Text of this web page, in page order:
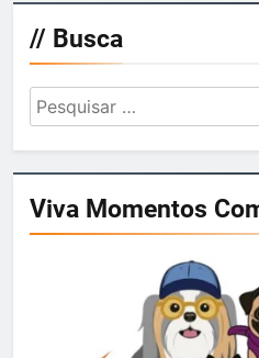
// Busca
Pesquisar
por:
Viva Momentos